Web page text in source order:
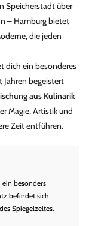
Speicherstadt über
– Hamburg bietet
die jeden
dich ein besonderes
Jahren begeistert
aus Kulinarik
Magie, Artistik und
Zeit entführen.
ein besonders
befindet sich
Spiegelzeltes.